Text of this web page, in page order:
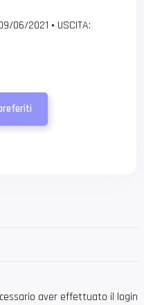
06/2021 • USCITA:
aver effettuato il login